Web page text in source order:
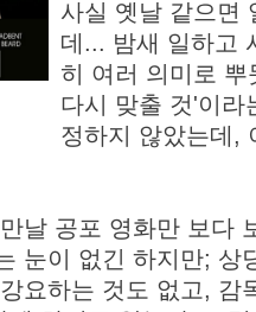
사실 옛날 같으면
데... 밤새 일하고
히 여러 의미로
다시 맞출 것'이라
정하지 않았는데,
날 공포 영화만 보다
눈이 없긴 하지만; 상
요하는 것도 없고, 감